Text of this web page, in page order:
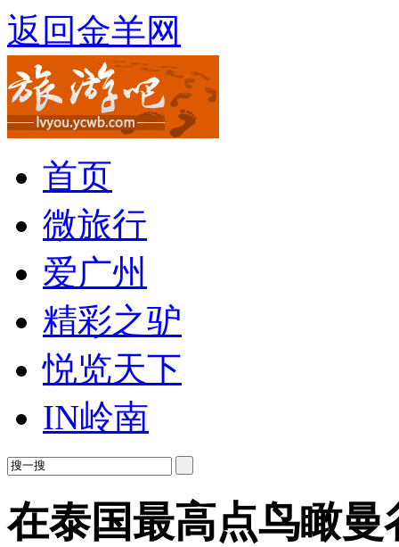
返回金羊网
首页
微旅行
爱广州
精彩之驴
悦览天下
IN岭南
在泰国最高点鸟瞰曼